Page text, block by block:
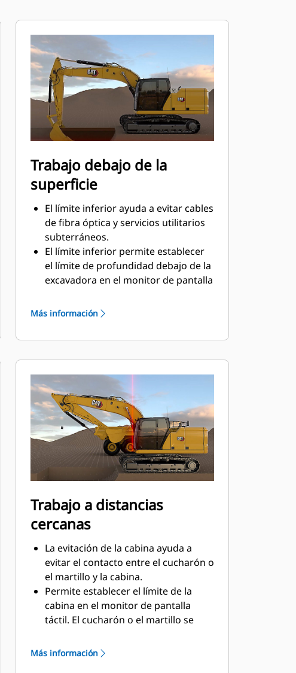
Trabajo debajo de la
superficie
El límite inferior ayuda a evitar cables
de fibra óptica y servicios utilitarios
subterráneos.
El límite inferior permite establecer
el límite de profundidad debajo de la
excavadora en el monitor de pantalla
detendrán para evitar traspasar ese
Más información
Trabajo a distancias
cercanas
La evitación de la cabina ayuda a
evitar el contacto entre el cucharón o
el martillo y la cabina.
Permite establecer el límite de la
cabina en el monitor de pantalla
táctil. El cucharón o el martillo se
límite.
Más información